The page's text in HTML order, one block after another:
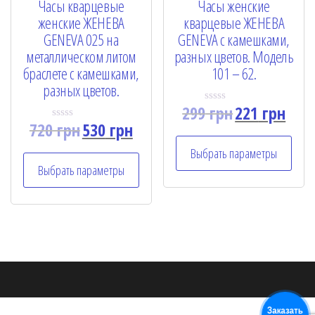
Часы кварцевые
женские ЖЕНЕВА
GENEVA 025 на
металлическом литом
браслете с камешками,
разных цветов.
R
a
d
0
o
u
720грн530грн
Выбрать параметры
Часы женские
кварцевые ЖЕНЕВА
GENEVA с камешками,
разных цветов. Модель
101 – 62.
R
d
0
o
u
299грн221 грн
Выбрать параметры
Заказать